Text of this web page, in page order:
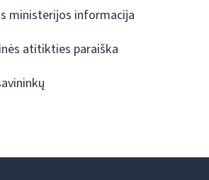
ministerijos informacija
atitikties paraiška